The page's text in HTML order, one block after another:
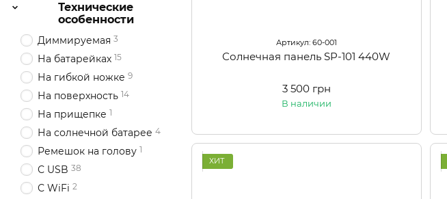
Артикул: 60-001
Солнечная панель SP-101 440W
3 500 грн
В наличии
ХИТ
Технические
особенности
Диммируемая 3
На батарейках 15
На гибкой ножке 9
На поверхность 14
На прищепке 1
На солнечной батарее 4
Ремешок на голову 1
С USB 38
С WiFi 2